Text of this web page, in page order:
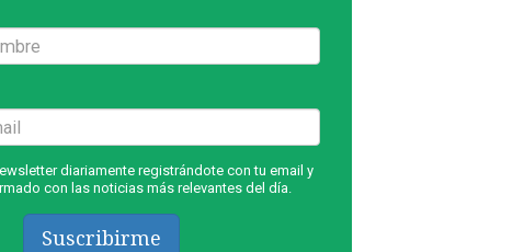
diariamente registrándote con tu email y
con las noticias más relevantes del día.
Suscribirme